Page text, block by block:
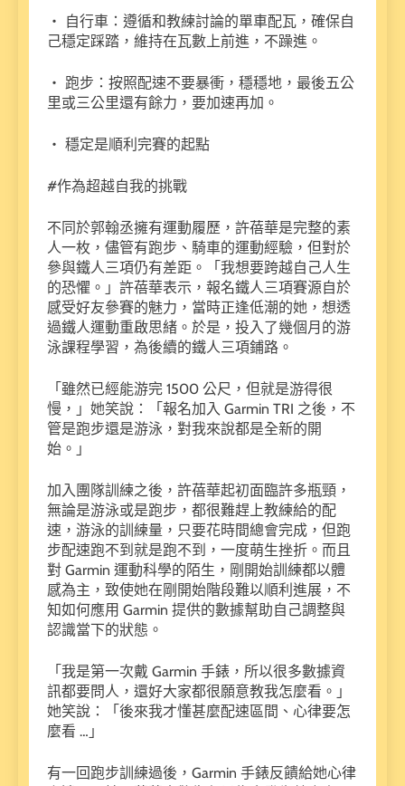
・ 自行車：遵循和教練討論的單車配瓦，確保自
己穩定踩踏，維持在瓦數上前進，不躁進。
・ 跑步：按照配速不要暴衝，穩穩地，最後五公
里或三公里還有餘力，要加速再加。
・ 穩定是順利完賽的起點
#作為超越自我的挑戰
不同於郭翰丞擁有運動履歷，許蓓華是完整的素
人一枚，儘管有跑步、騎車的運動經驗，但對於
參與鐵人三項仍有差距。「我想要跨越自己人生
的恐懼。」許蓓華表示，報名鐵人三項賽源自於
感受好友參賽的魅力，當時正逢低潮的她，想透
過鐵人運動重啟思緒。於是，投入了幾個月的游
泳課程學習，為後續的鐵人三項鋪路。
「雖然已經能游完 1500 公尺，但就是游得很
慢，」她笑說：「報名加入 Garmin TRI 之後，不
管是跑步還是游泳，對我來說都是全新的開
始。」
加入團隊訓練之後，許蓓華起初面臨許多瓶頸，
無論是游泳或是跑步，都很難趕上教練給的配
速，游泳的訓練量，只要花時間總會完成，但跑
步配速跑不到就是跑不到，一度萌生挫折。而且
對 Garmin 運動科學的陌生，剛開始訓練都以體
感為主，致使她在剛開始階段難以順利進展，不
知如何應用 Garmin 提供的數據幫助自己調整與
認識當下的狀態。
「我是第一次戴 Garmin 手錶，所以很多數據資
訊都要問人，還好大家都很願意教我怎麼看。」
她笑說：「後來我才懂甚麼配速區間、心律要怎
麼看 …」
有一回跑步訓練過後，Garmin 手錶反饋給她心律